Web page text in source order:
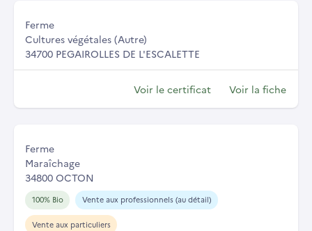
Ferme
Cultures végétales (Autre)
34700 PEGAIROLLES DE L'ESCALETTE
Voir le certificat Voir la fiche
Ferme
Maraîchage
34800 OCTON
100% Bio Vente aux professionnels (au détail)
Vente aux particuliers